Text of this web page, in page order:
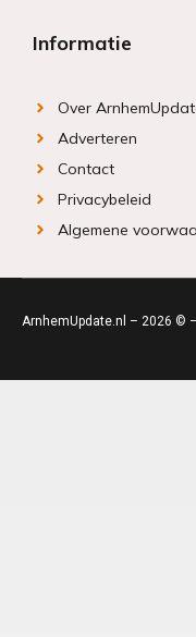
Informatie
Over
Adverteren
Contact
Privacybeleid
Algemene
ArnhemUpdate.nl – 2026 ©